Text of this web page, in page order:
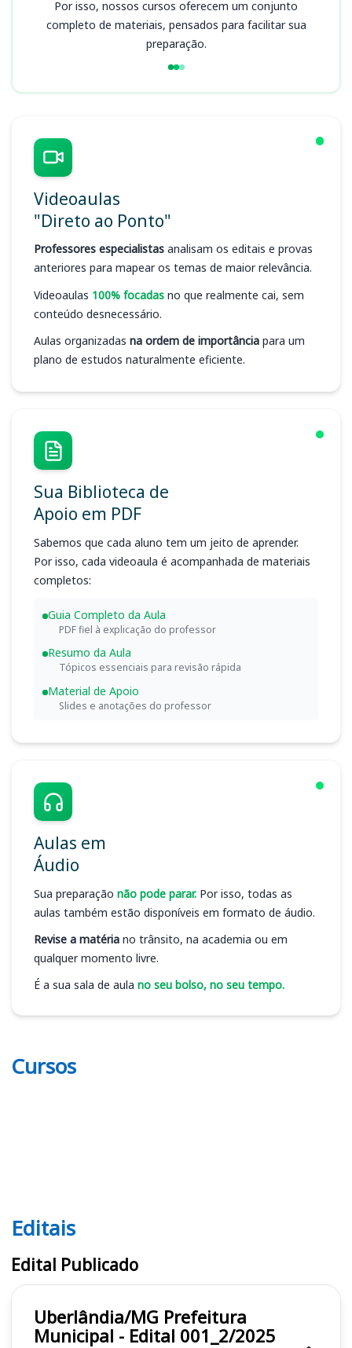
Por isso, nossos cursos oferecem um conjunto
completo de materiais, pensados para facilitar sua
preparação.
Videoaulas
"Direto ao Ponto"
Professores especialistas analisam os editais e provas
anteriores para mapear os temas de maior relevância.
Videoaulas 100% focadas no que realmente cai, sem
conteúdo desnecessário.
Aulas organizadas na ordem de importância para um
plano de estudos naturalmente eficiente.
Sua Biblioteca de
Apoio em PDF
Sabemos que cada aluno tem um jeito de aprender.
Por isso, cada videoaula é acompanhada de materiais
completos:
Guia Completo da Aula
PDF fiel à explicação do professor
Resumo da Aula
Tópicos essenciais para revisão rápida
Material de Apoio
Slides e anotações do professor
Aulas em
Áudio
Sua preparação não pode parar. Por isso, todas as
aulas também estão disponíveis em formato de áudio.
Revise a matéria no trânsito, na academia ou em
qualquer momento livre.
É a sua sala de aula no seu bolso, no seu tempo.
Cursos
Editais
Editais
Edital Publicado
Uberlândia/MG Prefeitura
Municipal - Edital 001_2/2025